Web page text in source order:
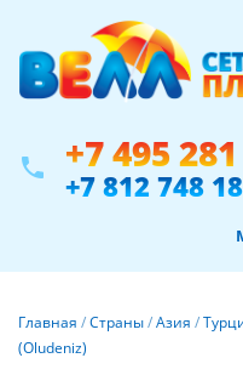
phone +7 495
+7 812 748
Главная /Страны/Азия /
(Oludeniz)